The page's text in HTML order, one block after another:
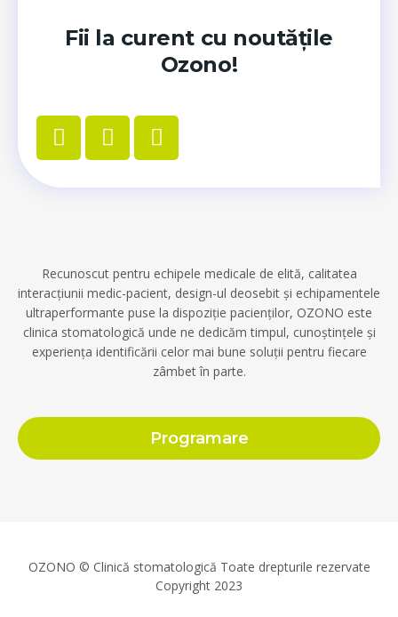
Fii la curent cu noutățile
Ozono!
Recunoscut pentru echipele medicale de elită, calitatea
interacțiunii medic-pacient, design-ul deosebit și echipamentele
ultraperformante puse la dispoziție pacienților, OZONO este
clinica stomatologică unde ne dedicăm timpul, cunoștințele și
experiența identificării celor mai bune soluții pentru fiecare
zâmbet în parte.
Programare
OZONO © Clinică stomatologică Toate drepturile rezervate
Copyright 2023